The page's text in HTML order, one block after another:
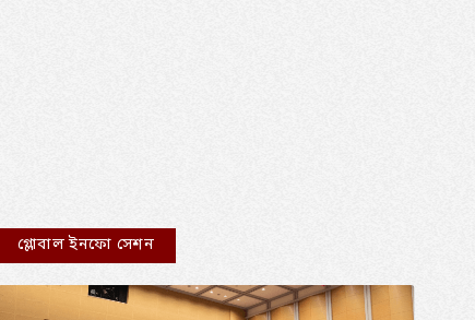
গ্লোবাল ইনফো সেশন